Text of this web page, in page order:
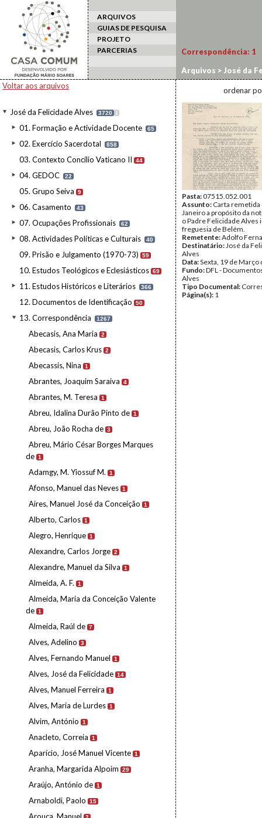
ARQUIVOS
GUIAS DE PESQUISA
PROJETO
PARCERIAS
Voltar aos arquivos
José da Felicidade Alves 3720 I
01. Formação e Actividade Docente 65
02. Exercício Sacerdotal 858
03. Contexto Concílio Vaticano II 44
04. GEDOC 22
05. Grupo Seiva 9
06. Casamento 43
07. Ocupações Profissionais 62
08. Actividades Políticas e Culturais 40
09. Prisão e Julgamento (1970-73) 59
10. Estudos Teológicos e Eclesiásticos 69
11. Estudos Históricos e Literários 366
12. Documentos de Identificação 50
13. Correspondência 1267
Abecasis, Ana Maria 2
Abecasis, Carlos Krus 2
Abecassis, Nina 1
Abrantes, Joaquim Saraiva 4
Abrantes, M. Teresa 1
Abreu, Idalina Durão Pinto de 1
Abreu, João Rocha de 3
Abreu, Mário César Borges Marques
de 1
Adamgy, M. Yiossuf M. 1
Afonso, Manuel das Neves 1
Aires, Manuel José da Conceição 1
Alberto, Carlos 1
Alegro, Henrique 1
Alexandre, Carlos Jorge 2
Alexandre, Manuel da Silva 1
Almeida, A. F. 1
Almeida, Maria da Conceição Valente
de 1
Almeida, Raúl de 7
Alves, Adelino 3
Alves, Fernando Manuel 1
Alves, José da Felicidade 14
Alves, Manuel Ferreira 1
Alves, Maria de Lurdes 1
Alvim, António 1
Anacleto, Correia 1
Aparício, José Manuel Vicente 1
Aranha, Margarida Alpoim 29
Araújo, António de 1
Arnaboldi, Paolo 15
Correspondência: 1
Arquivos > José da
ordenar
Pasta:07515.052.001
Assunto: Carta remetida
Janeiro a propósito da
o Padre Felicidade Alves
freguesia de Belém.
Remetente:Adolfo
Destinatário:José da
Alves
Data:Sexta, 19 de Março
Fundo:DFL -
Alves
Tipo Documental:
Página(s): 1